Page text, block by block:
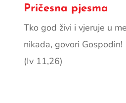
Pričesna pjesma
Tko god živi i vjeruje u
nikada, govori Gospodin!
(Iv 11,26)